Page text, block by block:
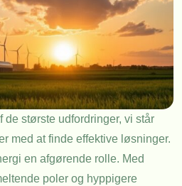
de største udfordringer, vi står
med at finde effektive løsninger.
en afgørende rolle. Med
poler og hyppigere